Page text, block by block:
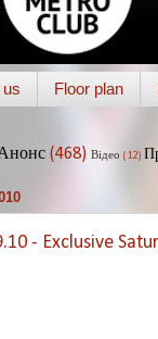
Floor plan
(468) Відео (12)
- Exclusive